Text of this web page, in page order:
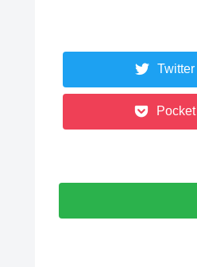
Twitter
Pocket